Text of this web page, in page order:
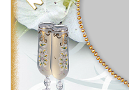
Felicitari animate
Invitatii personalizate